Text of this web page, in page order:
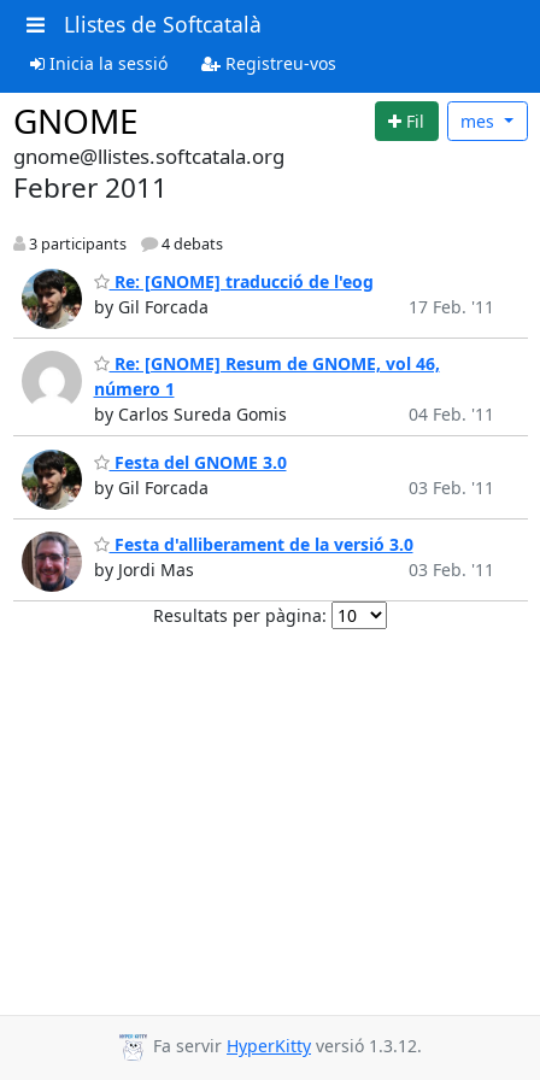
Llistes de Softcatalà
Inicia la sessió Registreu-vos
GNOME Fil mes
gnome@llistes.softcatala.org
Febrer 2011
3 participants 4 debats
Re: [GNOME] traducció de l'eog
by Gil Forcada
17 Feb. '11
Re: [GNOME] Resum de GNOME, vol 46,
número 1
by Carlos Sureda Gomis
04 Feb. '11
Festa del GNOME 3.0
by Gil Forcada
03 Feb. '11
Festa d'alliberament de la versió 3.0
by Jordi Mas
03 Feb. '11
Resultats per pàgina:
Fa servir HyperKitty versió 1.3.12.